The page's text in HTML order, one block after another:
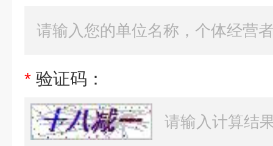
* 验证码：